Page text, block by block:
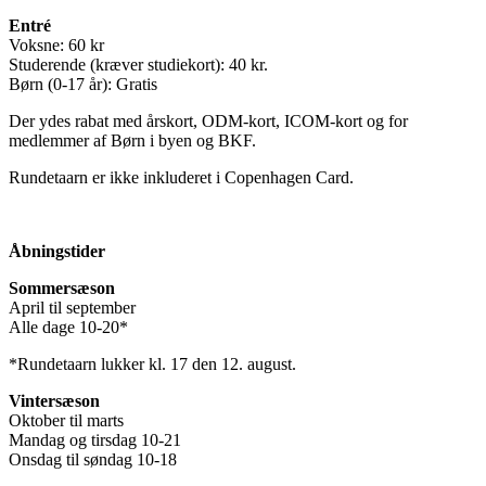
Entré
Voksne: 60 kr
Studerende (kræver studiekort): 40 kr.
Børn (0-17 år): Gratis
Der ydes rabat med årskort, ODM-kort, ICOM-kort og for
medlemmer af Børn i byen og BKF.
Rundetaarn er ikke inkluderet i Copenhagen Card.
Åbningstider
Sommersæson
April til september
Alle dage 10-20*
*Rundetaarn lukker kl. 17 den 12. august.
Vintersæson
Oktober til marts
Mandag og tirsdag 10-21
Onsdag til søndag 10-18